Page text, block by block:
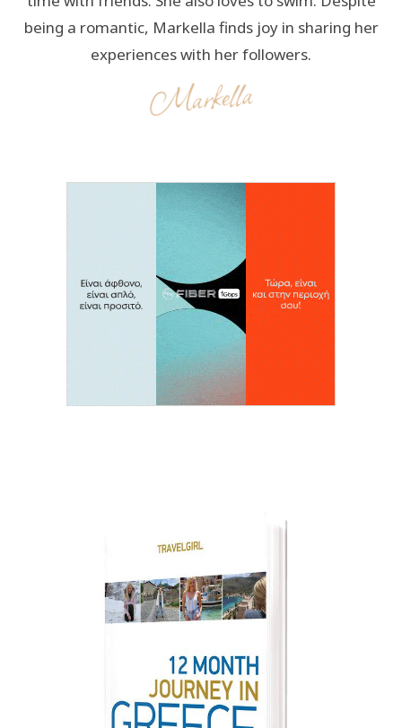
being a romantic, Markella finds joy in sharing her
experiences with her followers.